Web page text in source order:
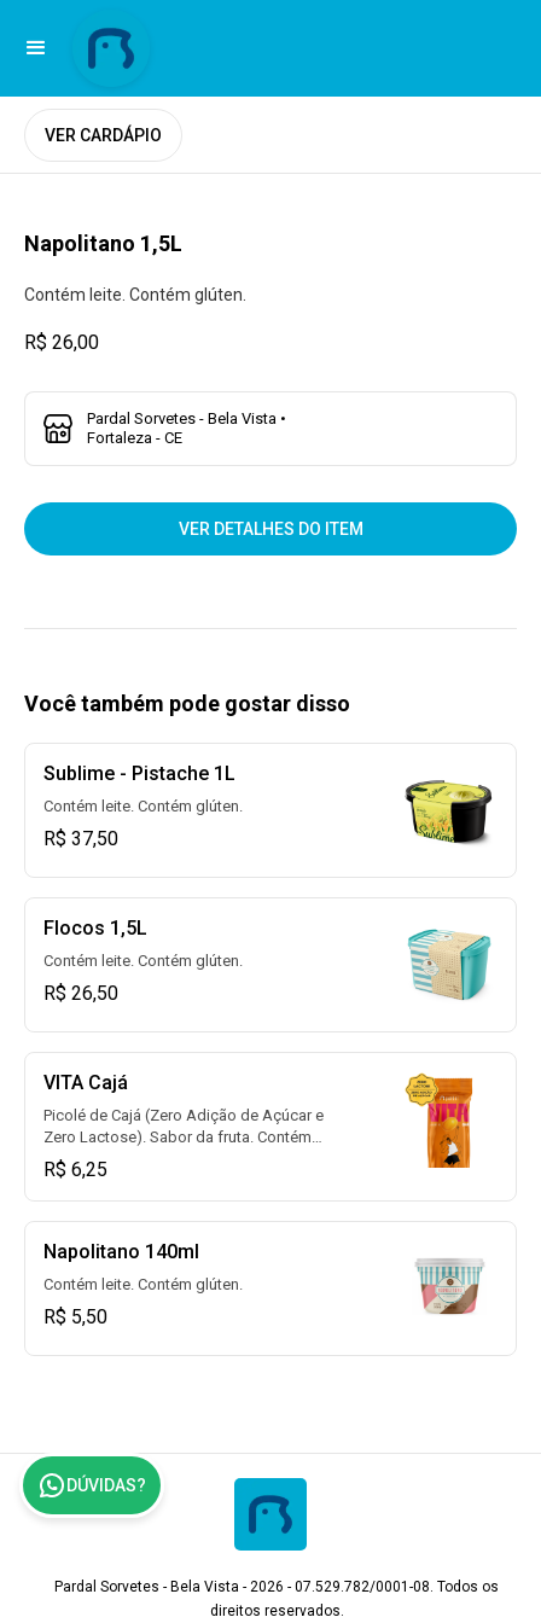
VER CARDÁPIO
Napolitano 1,5L
Contém leite. Contém glúten.
R$ 26,00
Pardal Sorvetes - Bela Vista •
Fortaleza - CE
VER DETALHES DO ITEM
Você também pode gostar disso
Sublime - Pistache 1L
Contém leite. Contém glúten.
R$ 37,50
Flocos 1,5L
Contém leite. Contém glúten.
R$ 26,50
VITA Cajá
Picolé de Cajá (Zero Adição de Açúcar e
Zero Lactose). Sabor da fruta. Contém
glúten.
R$ 6,25
Napolitano 140ml
Contém leite. Contém glúten.
R$ 5,50
DÚVIDAS?
Pardal Sorvetes - Bela Vista - 2026 - 07.529.782/0001-08. Todos os
direitos reservados.